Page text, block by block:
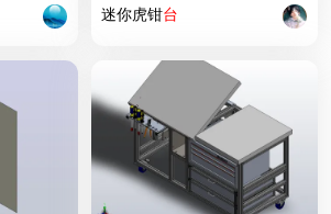
迷你虎钳台